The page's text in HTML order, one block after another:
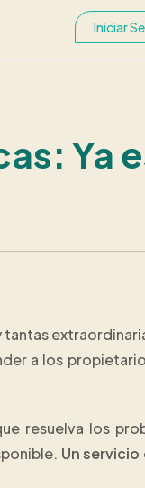
Iniciar
Ya
a los
resuelva los
Un